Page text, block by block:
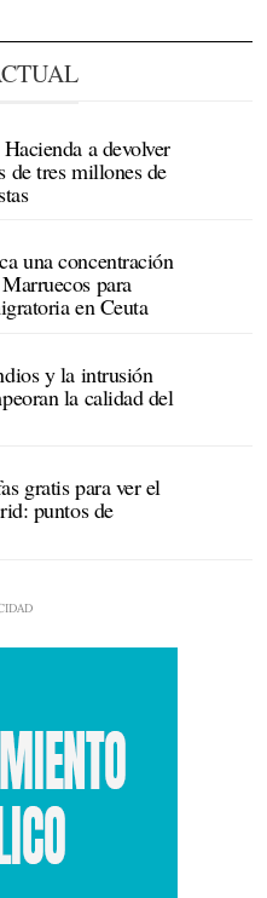
a devolver
de tres millones de
una concentración
para
en Ceuta
y la intrusión
la calidad del
gratis para ver el
puntos de